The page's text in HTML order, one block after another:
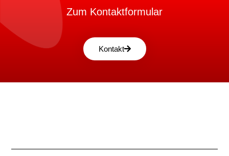
Zum Kontaktformular
Kontakt